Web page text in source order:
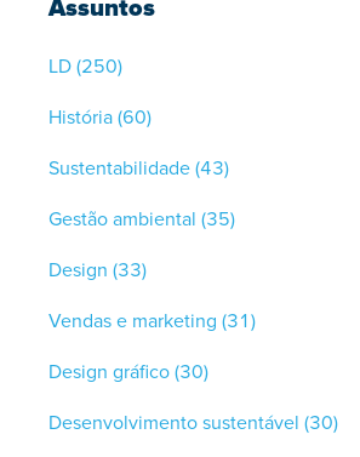
LD(250)
História(60)
Sustentabilidade(43)
Gestão ambiental (35)
Design (33)
Vendas e marketing (31)
Design gráfico(30)
Desenvolvimento sustentável (30)